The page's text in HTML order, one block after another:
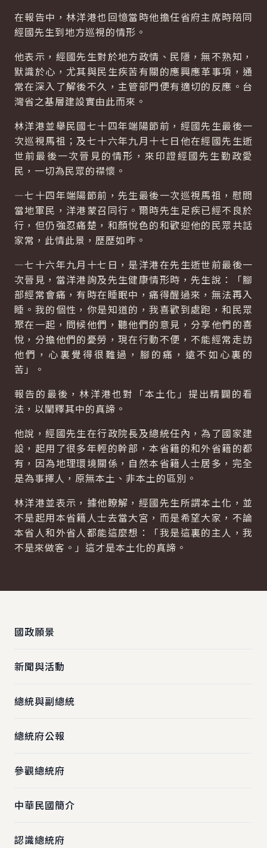
在報告中，林洋港也回憶當時他擔任省府主席時陪同
經國先生到地方巡視的情形。
他表示，經國先生對於地方政情、民隱，無不熟知，
默識於心，尤其與民生疾苦有關的應興應革事項，通
常在深入了解後不久，主管部門便有適切的反應。台
灣省之基層建設實由此而來。
林洋港並舉民國七十四年端陽節前，經國先生最後一
次巡視馬祖；及七十六年九月十七日他在經國先生逝
世前最後一次晉見的情形，來印證經國先生勤政愛
民，一切為民眾的襟懷。
—七十四年端陽節前，先生最後一次巡視馬祖，慰問
當地軍民，洋港蒙召同行。爾時先生足疾已經不良於
行，但仍強忍痛楚，和顏悅色的和歡迎他的民眾共話
家常，此情此景，歷歷如昨。
—七十六年九月十七日，是洋港在先生逝世前最後一
次晉見，當洋港詢及先生健康情形時，先生說：「腳
部經常會痛，有時在睡眠中，痛得醒過來，無法再入
睡。我的個性，你是知道的，我喜歡到處跑，和民眾
聚在一起，問候他們，聽他們的意見，分享他們的喜
悅，分擔他們的憂勞，現在行動不便，不能經常走訪
他們，心裏覺得很難過，腳的痛，遠不如心裏的
苦」。
報告的最後，林洋港也對「本土化」提出精闢的看
法，以闡釋其中的真諦。
他說，經國先生在行政院長及總統任內，為了國家建
設，起用了很多年輕的幹部，本省籍的和外省籍的都
有，因為地理環境關係，自然本省籍人士居多，完全
是為事擇人，原無本土、非本土的區別。
林洋港並表示，據他瞭解，經國先生所謂本土化，並
不是起用本省籍人士去當大宮，而是希望大家，不論
本省人和外省人都能這麼想：「我是這裏的主人，我
不是來做客。」這才是本土化的真諦。
國政願景
新聞與活動
總統與副總統
總統府公報
參觀總統府
中華民國簡介
認識總統府